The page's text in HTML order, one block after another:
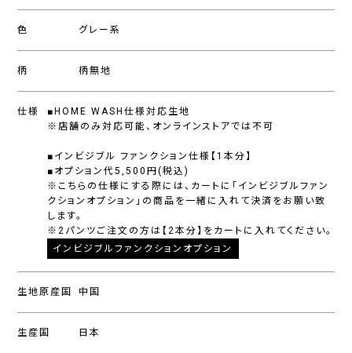
色 グレー系
柄 柄無地
仕様
■HOME WASH仕様対応生地
※店舗のみ対応可能、オンラインストアでは不可
■インビジブル ファンクション仕様【1本分】
■オプション代5,500円(税込)
※こちらの仕様にする際には、カートに「インビジブルファン
クションオプション」の商品を一緒に入れて決済をお願い致
します。
※2パンツご注文の方は【2本分】をカートに入れてください。
インビジブルファンクションオプション
生地原産国 中国
生産国 日本